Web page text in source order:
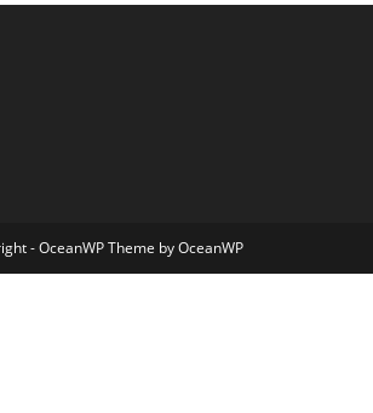
- OceanWP Theme by OceanWP